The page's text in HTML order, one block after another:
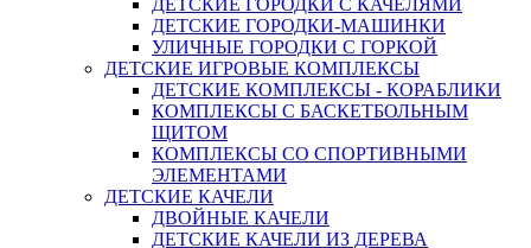
ДЕТСКИЕ ГОРОДКИ-МАШИНКИ
УЛИЧНЫЕ ГОРОДКИ С ГОРКОЙ
ДЕТСКИЕ ИГРОВЫЕ КОМПЛЕКСЫ
ДЕТСКИЕ КОМПЛЕКСЫ - КОРАБЛИКИ
КОМПЛЕКСЫ С БАСКЕТБОЛЬНЫМ
ЩИТОМ
КОМПЛЕКСЫ СО СПОРТИВНЫМИ
ЭЛЕМЕНТАМИ
ДЕТСКИЕ КАЧЕЛИ
ДВОЙНЫЕ КАЧЕЛИ
ДЕТСКИЕ КАЧЕЛИ ИЗ ДЕРЕВА